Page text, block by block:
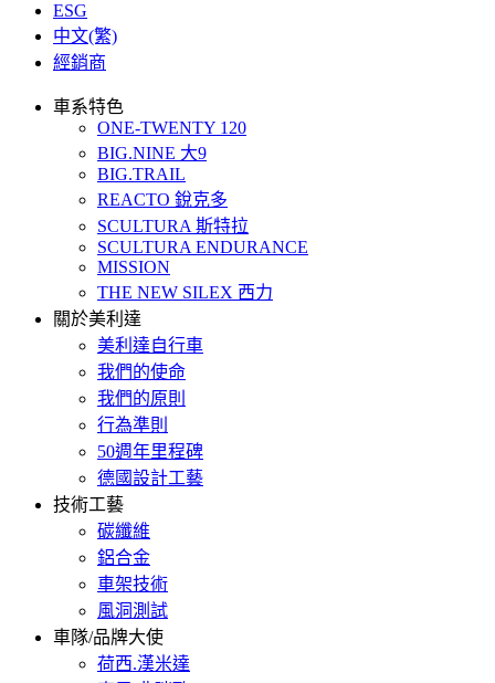
ESG
中文(繁)
經銷商
車系特色
ONE-TWENTY 120
BIG.NINE 大9
BIG.TRAIL
REACTO 銳克多
SCULTURA 斯特拉
SCULTURA ENDURANCE
MISSION
THE NEW SILEX 西力
關於美利達
美利達自行車
我們的使命
我們的原則
行為準則
50週年里程碑
德國設計工藝
技術工藝
碳纖維
鋁合金
車架技術
風洞測試
車隊/品牌大使
荷西.漢米達